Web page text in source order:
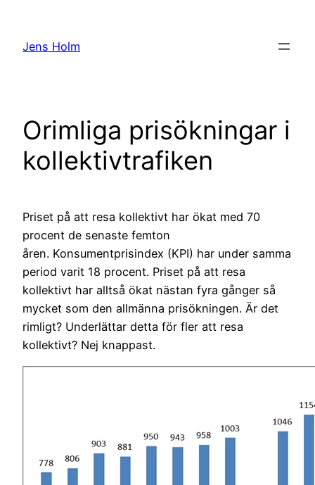
innehåll
Jens Holm
Orimliga prisökningar i
kollektivtrafiken
Priset på att resa kollektivt har ökat med 70
procent de senaste femton
åren. Konsumentprisindex (KPI) har under samma
period varit 18 procent. Priset på att resa
kollektivt har alltså ökat nästan fyra gånger så
mycket som den allmänna prisökningen. Är det
rimligt? Underlättar detta för fler att resa
kollektivt? Nej knappast.